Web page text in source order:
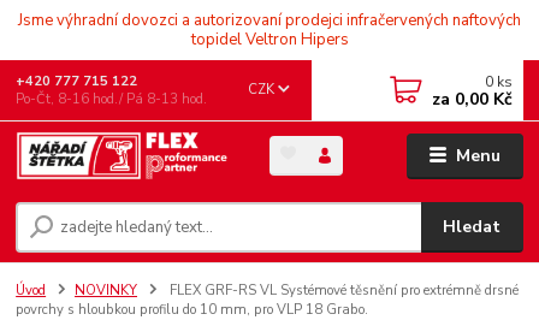
Jsme výhradní dovozci a autorizovaní prodejci infračervených naftových
topidel Veltron Hipers
Menu
CZK
Hledat
+420 777 715 122
Po-Čt, 8-16 hod./ Pá 8-13 hod.
0 ks
za 0,00 Kč
Úvod NOVINKY
FLEX GRF-RS VL Systémové těsnění pro extrémně drsné
povrchy s hloubkou profilu do 10 mm, pro VLP 18 Grabo.